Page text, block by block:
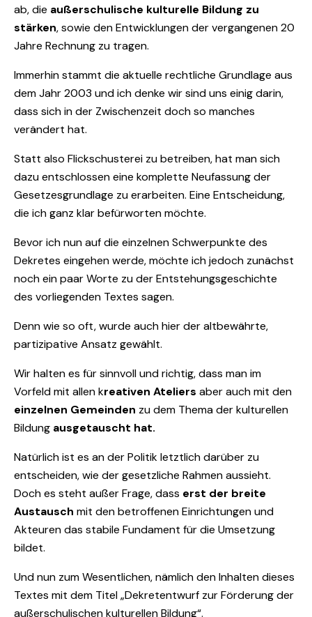
ab, die außerschulische kulturelle Bildung zu
stärken, sowie den Entwicklungen der vergangenen 20
Jahre Rechnung zu tragen.
Immerhin stammt die aktuelle rechtliche Grundlage aus
dem Jahr 2003 und ich denke wir sind uns einig darin,
dass sich in der Zwischenzeit doch so manches
verändert hat.
Statt also Flickschusterei zu betreiben, hat man sich
dazu entschlossen eine komplette Neufassung der
Gesetzesgrundlage zu erarbeiten. Eine Entscheidung,
die ich ganz klar befürworten möchte.
Bevor ich nun auf die einzelnen Schwerpunkte des
Dekretes eingehen werde, möchte ich jedoch zunächst
noch ein paar Worte zu der Entstehungsgeschichte
des vorliegenden Textes sagen.
Denn wie so oft, wurde auch hier der altbewährte,
partizipative Ansatz gewählt.
Wir halten es für sinnvoll und richtig, dass man im
Vorfeld mit allen kreativen Ateliers aber auch mit den
einzelnen Gemeinden zu dem Thema der kulturellen
Bildung ausgetauscht hat.
Natürlich ist es an der Politik letztlich darüber zu
entscheiden, wie der gesetzliche Rahmen aussieht.
Doch es steht außer Frage, dass erst der breite
Austausch mit den betroffenen Einrichtungen und
Akteuren das stabile Fundament für die Umsetzung
bildet.
Und nun zum Wesentlichen, nämlich den Inhalten dieses
Textes mit dem Titel „Dekretentwurf zur Förderung der
außerschulischen kulturellen Bildung“.